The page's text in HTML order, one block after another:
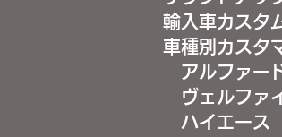
輸入車カスタ
車種別カスタ
アルファー
ヴェルファ
ハイエース